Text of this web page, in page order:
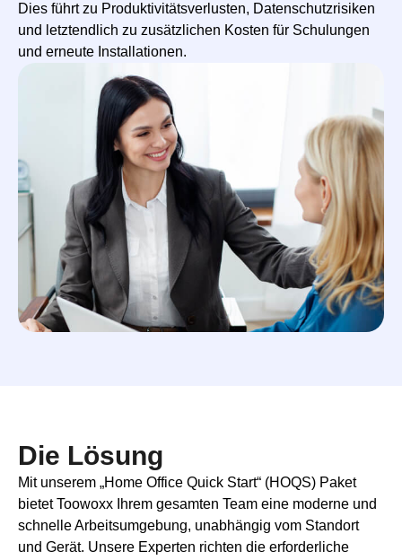
Dies führt zu Produktivitätsverlusten, Datenschutzrisiken
und letztendlich zu zusätzlichen Kosten für Schulungen
und erneute Installationen.
Die Lösung
Mit unserem „Home Office Quick Start“ (HOQS) Paket
bietet Toowoxx Ihrem gesamten Team eine moderne und
schnelle Arbeitsumgebung, unabhängig vom Standort
und Gerät. Unsere Experten richten die erforderliche